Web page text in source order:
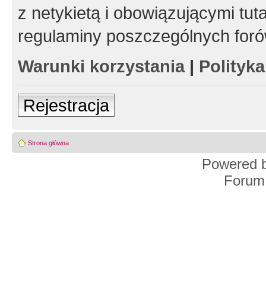
z netykietą i obowiązującymi
regulaminy poszczególnych
Warunki korzystania|
Rejestracja
Strona główna
Powered